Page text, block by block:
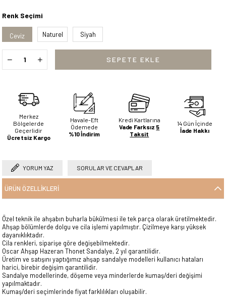
Renk Seçimi
Ceviz Naturel Siyah
Merkez
Bölgelerde
Geçerlidir
Ücretsiz Kargo
Havale-Eft
Ödemede
%10 İndirim
Kredi Kartlarına
Vade Farksız 5
Taksit
14 Gün İçinde
İade Hakkı
YORUM YAZ SORULAR VE CEVAPLAR
ÜRÜN ÖZELLIKLERI
Özel teknik ile ahşabın buharla bükülmesi ile tek parça olarak üretilmektedir.
Ahşap bölümlerde dolgu ve cila işlemi yapılmıştır. Çizilmeye karşı yüksek
dayanıklıktadır.
Cila renkleri, siparişe göre değişebilmektedir.
Oscar Ahşap Hazeran Thonet Sandalye, 2 yıl garantilidir.
Üretim ve satışını yaptığımız ahşap sandalye modelleri kullanıcı hataları
harici, birebir değişim garantilidir.
Sandalye modellerinde, döşeme veya minderlerde kumaş/deri değişimi
yapılmaktadır.
Kumaş/deri seçimlerinde fiyat farklılıkları oluşabilir.